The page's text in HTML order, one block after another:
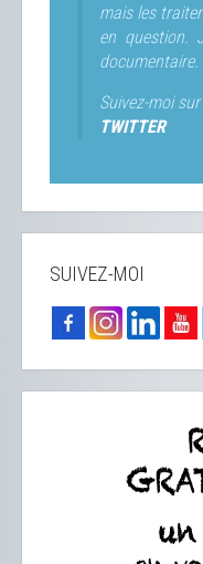
mais les
en question.
documentaire.
Suivez-moi sur
TWITTER
SUIVEZ-MOI